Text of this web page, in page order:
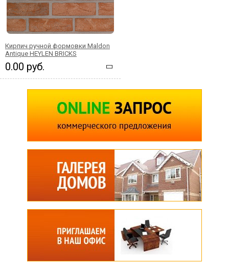
Кирпич ручной формовки Maldon
Antique HEYLEN BRICKS
0.00 руб.